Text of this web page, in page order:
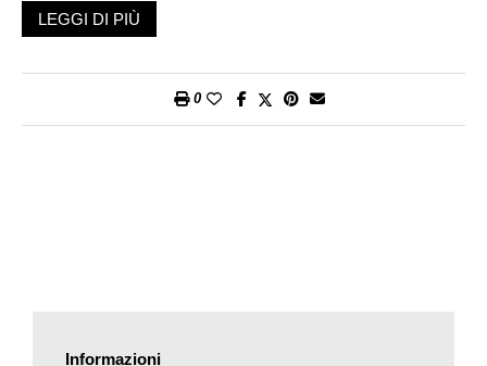
più insofferente e la nostra conversazione sempre più stentata.
Mia moglie, dal canto suo, non faceva nulla per incoraggiare il
intralciare i nostri incontri. Nonostante queste difficoltà, mi
legali.In questo momento forse la cosa migliore è ch’io mi
LEGGI DI PIÙ
0
Informazioni